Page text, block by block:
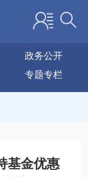
政务公开
专题专栏
基金优惠